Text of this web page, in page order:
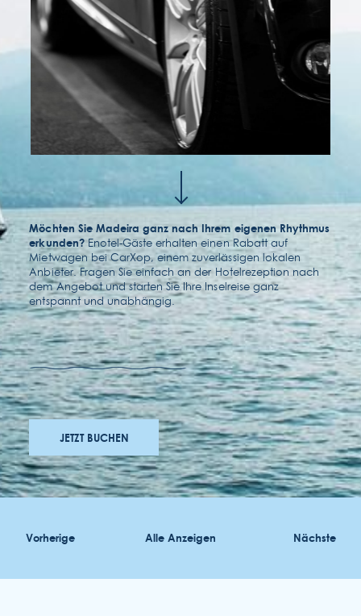
kontakt & lage
faqs
Möchten Sie Madeira ganz nach Ihrem eigenen Rhythmus
erkunden?Enotel-Gäste erhalten einen Rabatt auf
Mietwagen bei CarXop, einem zuverlässigen lokalen
Anbieter. Fragen Sie einfach an der Hotelrezeption nach
dem Angebot und starten Sie Ihre Inselreise ganz
entspannt und unabhängig.
JETZT BUCHEN
Vorherige Alle Anzeigen Nächste